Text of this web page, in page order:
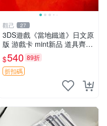
觀己 27
3DS遊戲《當地鐵道》日文原
版 游戲卡 mint新品 道具齊備
收藏推薦 日系直營 當地鐵道
3ds 日系游戲卡
$540 89折
折扣碼